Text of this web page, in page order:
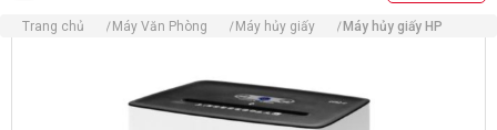
Trang chủ Máy Văn Phòng Máy hủy giấy Máy hủy giấy HP